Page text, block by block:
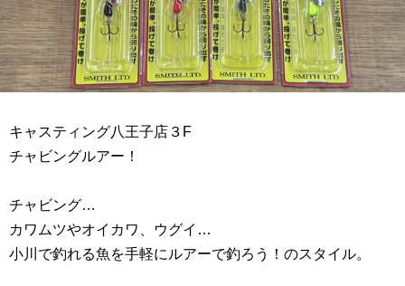
キャスティング八王子店３F
チャビングルアー！
チャビング…
カワムツやオイカワ、ウグイ…
小川で釣れる魚を手軽にルアーで釣ろう！のスタイル。